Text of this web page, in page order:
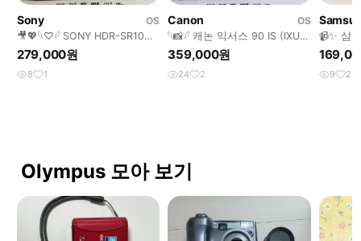
Sony
OS
🎥💖𓆩♡𓆪 SONY HDR-SR10
Full HD 캠코더 판매합니
279,000원
8 1
Canon
OS
𓆩📸𓆪 캐논 익서스 90 IS (IXUS
90 IS) 판매합니다
359,000원
24 2
📹✨ 삼
더 판매
9 2
Olympus 모아 보기